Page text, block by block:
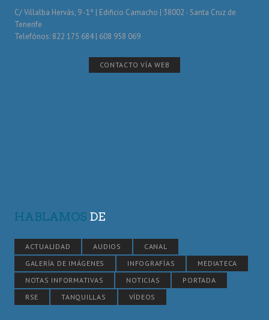
C/ Villalba Hervás, 9 -1º | Edificio Camacho | 38002 · Santa Cruz de
Tenerife
Telefónos: 822 175 684 | 608 958 069
CONTACTO VÍA WEB
HABLAMOS DE
ACTUALIDAD AUDIOS
CANAL
GALERÍA DE IMÁGENES
INFOGRAFÍAS
MEDIATECA
NOTAS INFORMATIVAS
NOTICIAS
PORTADA
RSE
TANQUILLAS VÍDEOS